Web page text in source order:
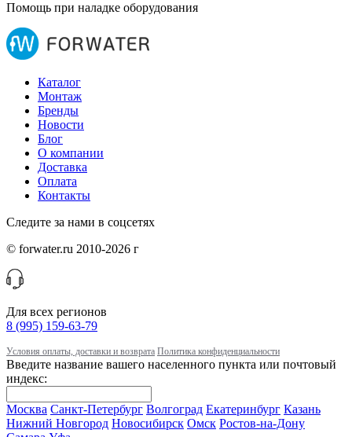
Помощь при наладке оборудования
Каталог
Монтаж
Бренды
Новости
Блог
О компании
Доставка
Оплата
Контакты
Следите за нами в соцсетях
© forwater.ru 2010-2026 г
Для всех регионов
8 (995) 159-63-79
Условия оплаты, доставки и возврата Политика конфиденциальности
Введите название вашего населенного пункта или почтовый
индекс:
Москва Санкт-Петербург Волгоград Екатеринбург Казань
Нижний Новгород Новосибирск Омск Ростов-на-Дону